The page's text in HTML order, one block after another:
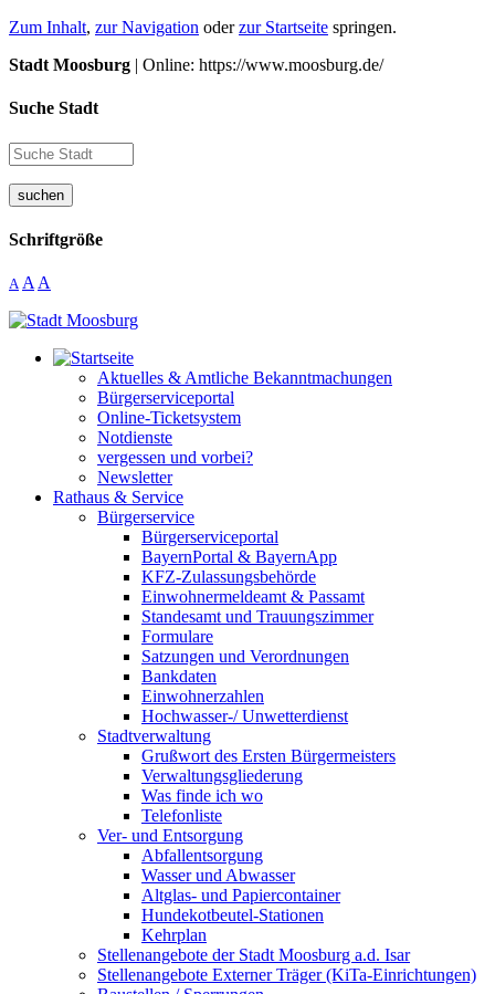
Zum Inhalt, zur Navigation oderzur Startseite springen.
Stadt Moosburg | Online: https://www.moosburg.de/
Suche Stadt
suchen
Schriftgröße
A A A
Aktuelles & Amtliche Bekanntmachungen
Bürgerserviceportal
Online-Ticketsystem
Notdienste
vergessen und vorbei?
Newsletter
Rathaus & Service
Bürgerservice
Bürgerserviceportal
BayernPortal & BayernApp
KFZ-Zulassungsbehörde
Einwohnermeldeamt & Passamt
Standesamt und Trauungszimmer
Formulare
Satzungen und Verordnungen
Bankdaten
Einwohnerzahlen
Hochwasser-/ Unwetterdienst
Stadtverwaltung
Grußwort des Ersten Bürgermeisters
Verwaltungsgliederung
Was finde ich wo
Telefonliste
Ver- und Entsorgung
Abfallentsorgung
Wasser und Abwasser
Altglas- und Papiercontainer
Hundekotbeutel-Stationen
Kehrplan
Stellenangebote der Stadt Moosburg a.d. Isar
Stellenangebote Externer Träger (KiTa-Einrichtungen)